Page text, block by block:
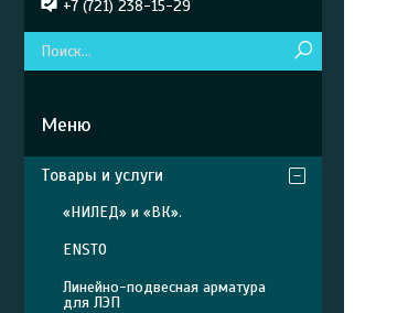
+7 (721) 238-15-29
Товары и услуги
«НИЛЕД» и «ВК».
ENSTO
Линейно-подвесная арматура
для ЛЭП